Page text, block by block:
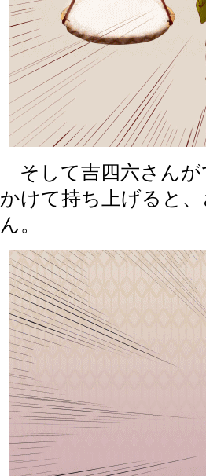
そして吉四六さんが
かけて持ち上げると
ん。